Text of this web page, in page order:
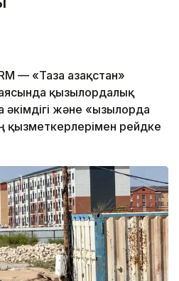
— «Таза Қазақстан»
қызылордалық
және «Қызылорда
қызметкерлерімен рейдке